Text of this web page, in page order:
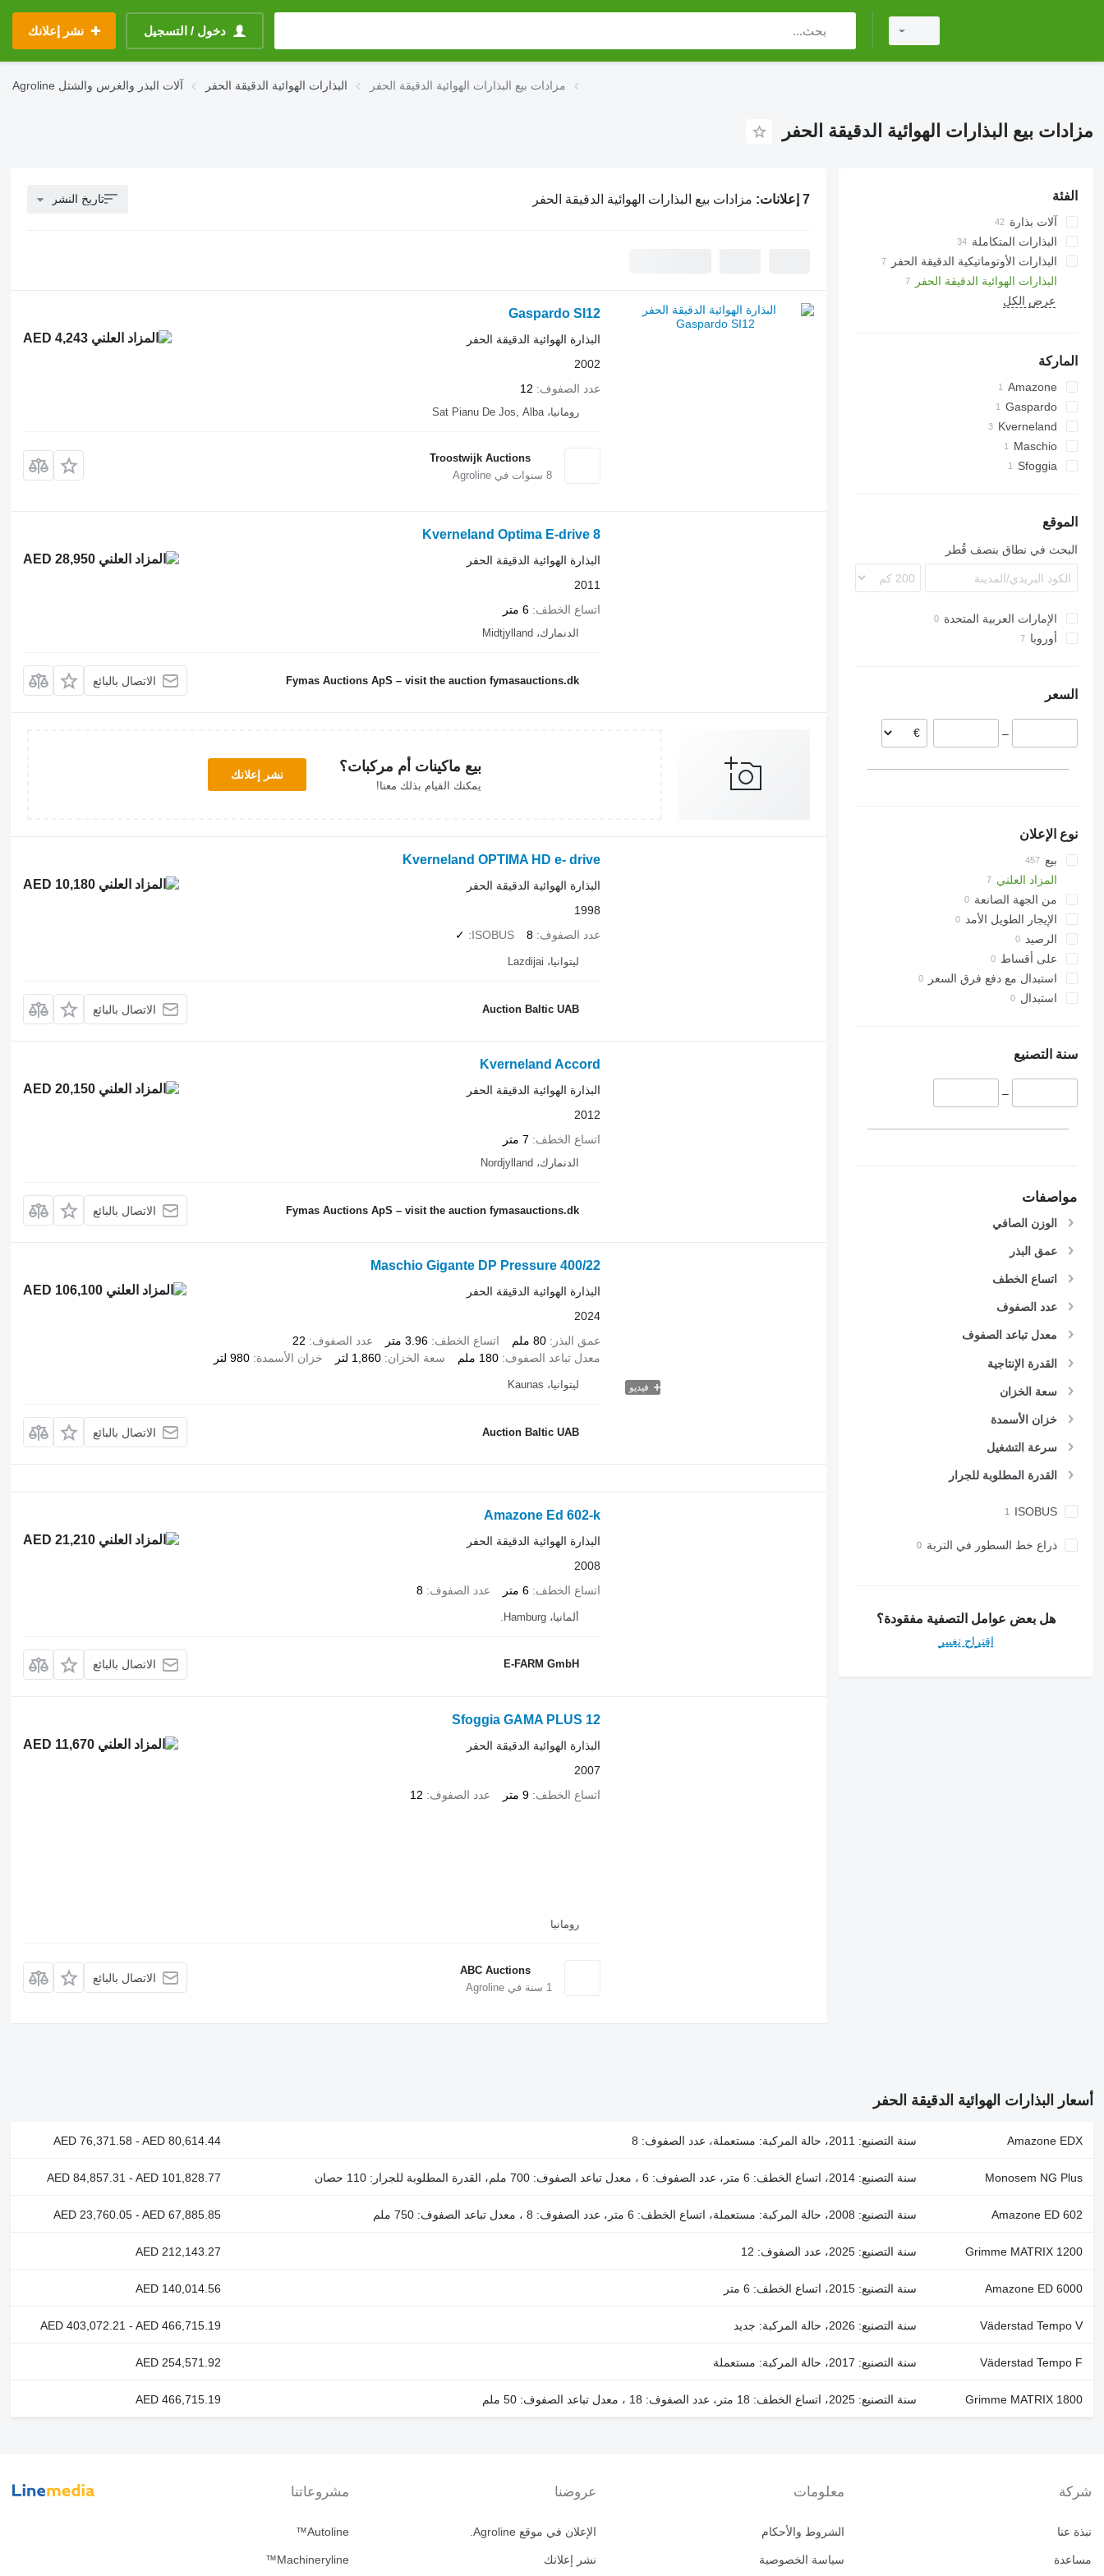
دخول / التسجيل نشر إعلانك
Agroline آلات البذر والغرس والشتل البذارات الهوائية الدقيقة الحفر مزادات بيع البذارات الهوائية الدقيقة الحفر
مزادات بيع البذارات الهوائية الدقيقة الحفر
الفئة
آلات بذارة
البذارات المتكاملة
البذارات الأوتوماتيكية الدقيقة الحفر
البذارات الهوائية الدقيقة الحفر
عرض الكل
الماركة
Amazone
ED
Gaspardo
Kverneland
Accord
Optima
Maschio
Sfoggia
الموقع
البحث في نطاق بنصف قُطر
الإمارات العربية المتحدة
أوروبا
ألمانيا
السعر
–
نوع الإعلان
بيع
المزاد العلني
من الجهة الصانعة
الإيجار الطويل الأمد
الرصيد
على أقساط
استبدال مع دفع فرق السعر
استبدال
سنة التصنيع
–
مواصفات
الوزن الصافي
عمق البذر
اتساع الخطف
عدد الصفوف
معدل تباعد الصفوف
القدرة الإنتاجية
سعة الخزان
خزان الأسمدة
سرعة التشغيل
القدرة المطلوبة للجرار
ISOBUS
ذراع خط السطور في التربة
هل بعض عوامل التصفية مفقودة؟
اقتراح تغيير
7 إعلانات: مزادات بيع البذارات الهوائية الدقيقة الحفر تاريخ النشر
Gaspardo SI12
AED 4,243
البذارة الهوائية الدقيقة الحفر
2002
عدد الصفوف
12
رومانيا، Sat Pianu De Jos, Alba
Troostwijk Auctions
8سنوات في Agroline
Kverneland Optima E-drive 8
AED 28,950
البذارة الهوائية الدقيقة الحفر
2011
اتساع الخطف 6 متر
الدنمارك، Midtjylland
Fymas Auctions ApS – visit the auction fymasauctions.dk الاتصال بالبائع
بيع ماكينات أم مركبات؟
يمكنك القيام بذلك معنا!
نشر إعلانك
Kverneland OPTIMA HD e- drive
AED 10,180
البذارة الهوائية الدقيقة الحفر
1998
عدد الصفوف 8
ISOBUS
✓
ليتوانيا، Lazdijai
Auction Baltic UAB الاتصال بالبائع
Kverneland Accord
AED 20,150
البذارة الهوائية الدقيقة الحفر
2012
اتساع الخطف
7 متر
الدنمارك، Nordjylland
Fymas Auctions ApS – visit the auction fymasauctions.dk الاتصال بالبائع
فيديو
Maschio Gigante DP Pressure 400/22
AED 106,100
البذارة الهوائية الدقيقة الحفر
2024
عمق البذر
80 ملم اتساع الخطف 3.96 متر عدد الصفوف
22
معدل تباعد الصفوف 180 ملم سعة الخزان 1,860 لتر خزان الأسمدة 980 لتر
ليتوانيا، Kaunas
Auction Baltic UAB الاتصال بالبائع
Amazone Ed 602-k
AED 21,210
البذارة الهوائية الدقيقة الحفر
2008
اتساع الخطف 6 متر عدد الصفوف 8
ألمانيا، Hamburg.
E-FARM GmbH الاتصال بالبائع
Sfoggia GAMA PLUS 12
AED 11,670
البذارة الهوائية الدقيقة الحفر
2007
اتساع الخطف 9 متر عدد الصفوف 12
رومانيا
ABC Auctions
1 سنة في Agroline
الاتصال بالبائع
أسعار البذارات الهوائية الدقيقة الحفر
Amazone EDX سنة التصنيع: 2011، حالة المركبة: مستعملة، عدد الصفوف: 8 AED 76,371.58 - AED 80,614.44
Monosem NG Plus سنة التصنيع: 2014، اتساع الخطف: 6 متر، عدد الصفوف: 6 ، معدل تباعد الصفوف: 700 ملم، القدرة المطلوبة للجرار: 110 حصان AED 84,857.31 - AED 101,828.77
Amazone ED 602 سنة التصنيع: 2008، حالة المركبة: مستعملة، اتساع الخطف: 6 متر، عدد الصفوف: 8 ، معدل تباعد الصفوف: 750 ملم AED 23,760.05 - AED 67,885.85
Grimme MATRIX 1200 سنة التصنيع: 2025، عدد الصفوف: 12 AED 212,143.27
Amazone ED 6000 سنة التصنيع: 2015، اتساع الخطف: 6 متر AED 140,014.56
Väderstad Tempo V سنة التصنيع: 2026، حالة المركبة: جديد AED 403,072.21 - AED 466,715.19
Väderstad Tempo F سنة التصنيع: 2017، حالة المركبة: مستعملة AED 254,571.92
Grimme MATRIX 1800 سنة التصنيع: 2025، اتساع الخطف: 18 متر، عدد الصفوف: 18 ، معدل تباعد الصفوف: 50 ملم AED 466,715.19
شركة
نبذة عنا
مساعدة
معلومات
الشروط والأحكام
سياسة الخصوصية
عروضنا
الإعلان في موقع Agroline.
نشر إعلانك
مشروعاتنا
Autoline™
Machineryline™